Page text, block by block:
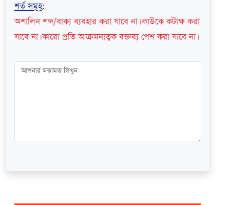
শর্ত সমূহ:
অশালিন শব্দ/বাক্য ব্যবহার করা যাবে না। কাউকে কটাক্ষ করা
যাবে না। কারো প্রতি আক্রমনাত্বক বক্তব্য পেশ করা যাবে না।